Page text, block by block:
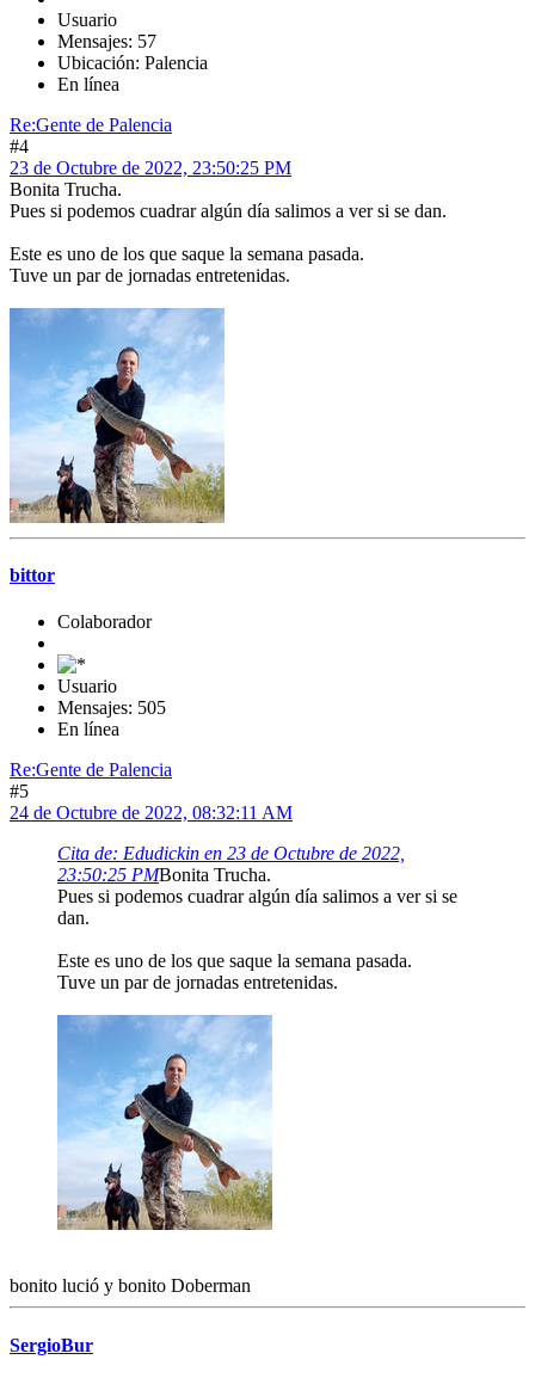
Usuario
Mensajes: 57
Ubicación: Palencia
En línea
Re:Gente de Palencia
#4
23 de Octubre de 2022, 23:50:25 PM
Bonita Trucha.
Pues si podemos cuadrar algún día salimos a ver si se dan.
Este es uno de los que saque la semana pasada.
Tuve un par de jornadas entretenidas.
bittor
Colaborador
Usuario
Mensajes: 505
En línea
Re:Gente de Palencia
#5
24 de Octubre de 2022, 08:32:11 AM
Cita de: Edudickin en 23 de Octubre de 2022,
23:50:25 PMBonita Trucha.
Pues si podemos cuadrar algún día salimos a ver si se
dan.
Este es uno de los que saque la semana pasada.
Tuve un par de jornadas entretenidas.
bonito lució y bonito Doberman
SergioBur